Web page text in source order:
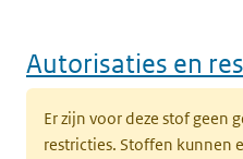
Autorisaties en
Er zijn voor deze stof geen
restricties. Stoffen kunnen